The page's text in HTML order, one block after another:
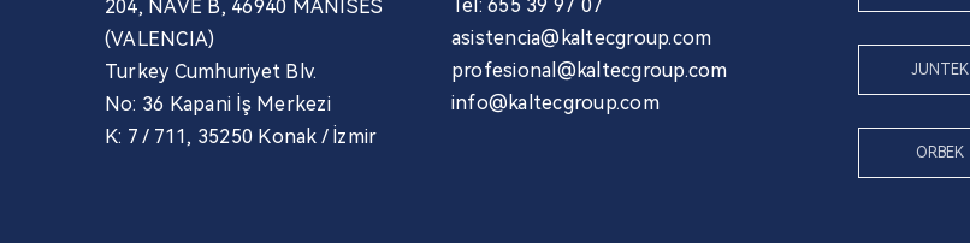
204, NAVE B, 46940 MANISES
(VALENCIA)
Turkey Cumhuriyet Blv.
No: 36 Kapani İş Merkezi
K: 7 / 711, 35250 Konak / İzmir
Tel: 655 39 97 07
asistencia@kaltecgroup.com
profesional@kaltecgroup.com
info@kaltecgroup.com
JUNTEK
ORBEK